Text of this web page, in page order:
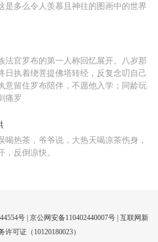
是多么令人羡慕且神往的图画中的世界
法官罗布的第一人称回忆展开。八岁那
日执着绕菩提佛塔转经，反复念叨自己
意留住罗布陪伴，不愿他入学；同龄玩
痛罗
喝热茶，爷爷说，大热天喝凉茶伤身，
，反倒凉快。
号| 京公网安备110402440007号 | 互联网新
许可证（10120180023）